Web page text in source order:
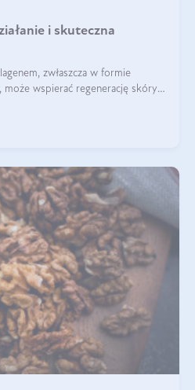
i skuteczna
zwłaszcza w formie
wspierać regenerację skóry i